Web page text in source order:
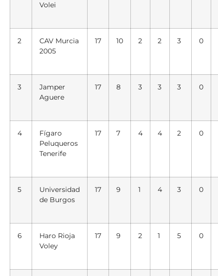
Volei
2
CAV Murcia
2005
17 10 2 2 3 0
3
Jamper
Aguere
17 8 3 3 3 0
4
Fígaro
Peluqueros
Tenerife
17 7 4 4 2 0
5
Universidad
de Burgos
17 9 1 4 3 0
6
Haro Rioja
Voley
17 9 2 1 5 0